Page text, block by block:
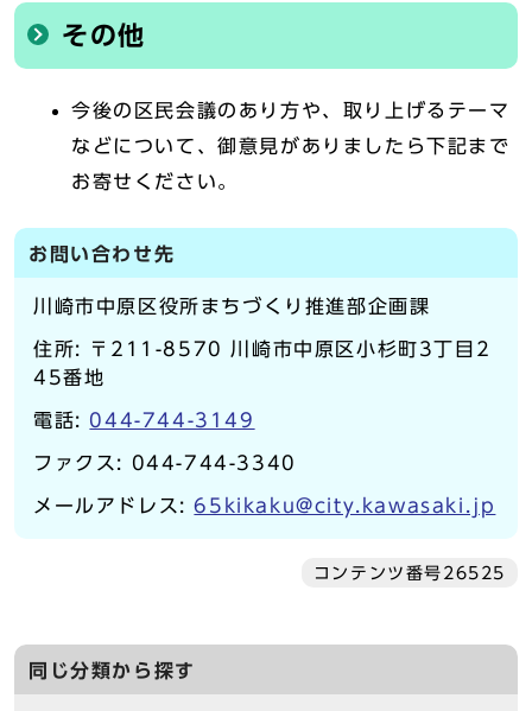
その他
今後の区民会議のあり方や、取り上げるテーマ
などについて、御意見がありましたら下記まで
お寄せください。
お問い合わせ先
川崎市中原区役所まちづくり推進部企画課
住所: 〒211-8570 川崎市中原区小杉町3丁目2
45番地
電話: 044-744-3149
ファクス: 044-744-3340
メールアドレス:65kikaku@city.kawasaki.jp
コンテンツ番号26525
同じ分類から探す